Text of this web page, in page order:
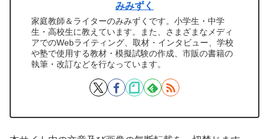
みみずく
家庭教師＆ライターのみみずくです。小学生・中学
生・高校生に教えています。また、さまざまなメディ
アでのWebライティング、取材・インタビュー、学校
や塾で使用する教材・模擬試験の作成、市販の書籍の
執筆・改訂などを行なっています。